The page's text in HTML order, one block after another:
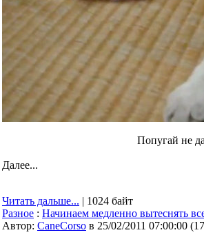
Попугай не
Далее...
Читать дальше... | 1024 байт
Разное : Начинаем медленно вытеснять
Автор: CaneCorso в 25/02/2011 07:00:00 (